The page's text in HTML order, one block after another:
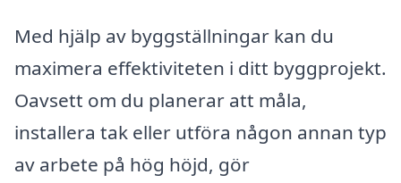
Med hjälp av byggställningar kan du
maximera effektiviteten i ditt byggprojekt.
Oavsett om du planerar att måla,
installera tak eller utföra någon annan typ
av arbete på hög höjd, gör